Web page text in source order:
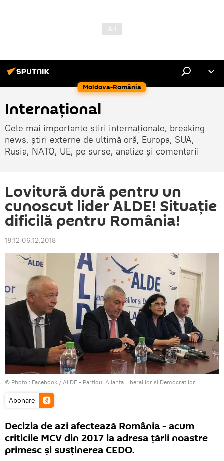
Moldova-România
Internaţional
Cele mai importante știri internaționale, breaking
news, știri externe de ultimă oră, Europa, SUA,
Rusia, NATO, UE, pe surse, analize și comentarii
Lovitură dură pentru un
cunoscut lider ALDE! Situație
dificilă pentru România!
18:12 06.12.2018
© Photo : Facebook / ALDE - Partidul Alianta Liberalilor si Democratilor
Abonare
Decizia de azi afectează România - acum
criticile MCV din 2017 la adresa țării noastre
primesc și susținerea CEDO.